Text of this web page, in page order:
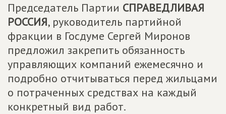
Председатель Партии СПРАВЕДЛИВАЯ
РОССИЯ, руководитель партийной
фракции в Госдуме Сергей Миронов
предложил закрепить обязанность
управляющих компаний ежемесячно и
подробно отчитываться перед жильцами
о потраченных средствах на каждый
конкретный вид работ.